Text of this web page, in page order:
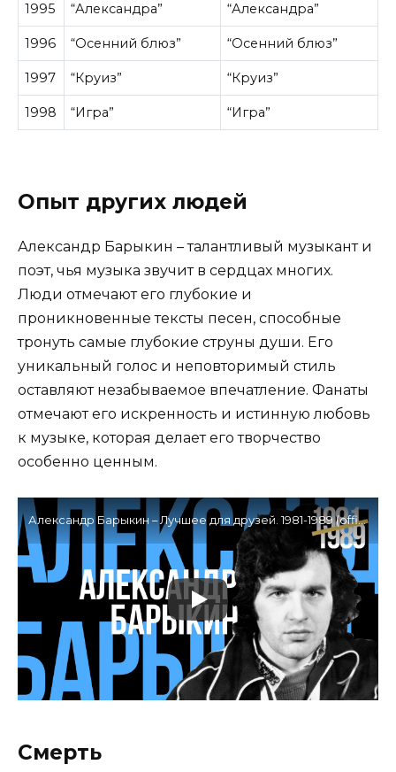
1995 “Александра” “Александра”
1996 “Осенний блюз” “Осенний блюз”
1997 “Круиз” “Круиз”
1998 “Игра” “Игра”
Опыт других людей
Александр Барыкин – талантливый музыкант и
поэт, чья музыка звучит в сердцах многих.
Люди отмечают его глубокие и
проникновенные тексты песен, способные
тронуть самые глубокие струны души. Его
уникальный голос и неповторимый стиль
оставляют незабываемое впечатление. Фанаты
отмечают его искренность и истинную любовь
к музыке, которая делает его творчество
особенно ценным.
Александр Барыкин – Лучшее для друзей. 1981-1989 (official audio album)
Смерть